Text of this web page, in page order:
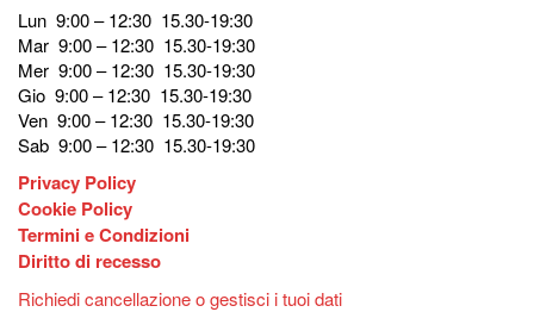
Lun 9:00 – 12:30 15.30-19:30
Mar 9:00 – 12:30 15.30-19:30
Mer 9:00 – 12:30 15.30-19:30
Gio 9:00 – 12:30 15.30-19:30
Ven 9:00 – 12:30 15.30-19:30
Sab 9:00 – 12:30 15.30-19:30
Privacy Policy
Cookie Policy
Termini e Condizioni
Diritto di recesso
Richiedi cancellazione o gestisci i tuoi dati